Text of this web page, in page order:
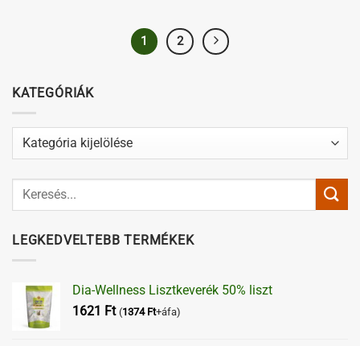
1 2
KATEGÓRIÁK
Kategóriák
LEGKEDVELTEBB TERMÉKEK
Dia-Wellness Lisztkeverék 50% liszt
1621 Ft (1374 Ft+áfa)